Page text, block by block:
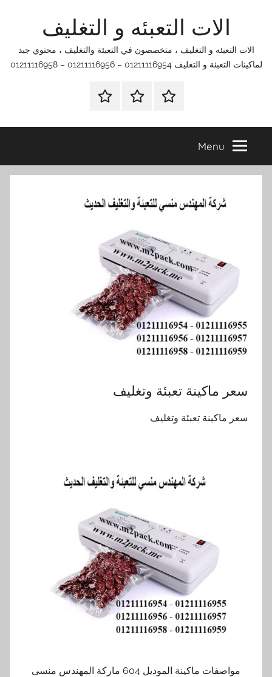
الات التعبئه و التغليف
الات التعبئه و التغليف ، متخصصون في التعبئة والتغليف ، محتوي جبد
لماكينات التعبئة و التغليف 01211116954 – 01211116956 – 01211116958
الرئيسيةاتصل
اتـصـل
في
التي
Menu
سعر ماكينة تعبئة وتغليف
سعر ماكينة تعبئة وتغليف
مواصفات ماكينة الموديل 604 ماركة المهندس منسى